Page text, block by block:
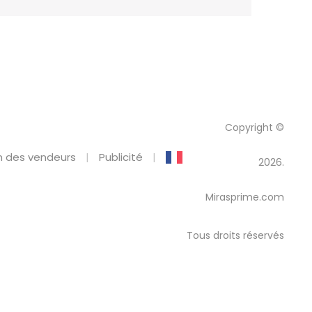
des vendeurs Publicité
Copyright ©
2026.
Mirasprime.com
Tous droits réservés